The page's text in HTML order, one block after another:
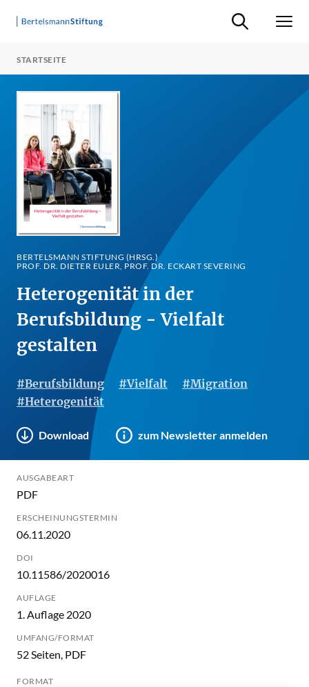
Suche ein-/
STARTSEITE
BERTELSMANN STIFTUNG (HRSG.)
PROF. DR. DIETER EULER, PROF. DR. ECKART SEVERING
Heterogenität in der
Berufsbildung - Vielfalt
gestalten
#Berufsbildung #Vielfalt
#Migration
#Heterogenität
Download zum Newsletter anmelden
AUSGABEART
PDF
ERSCHEINUNGSTERMIN
06.11.2020
DOI
10.11586/2020016
AUFLAGE
1. Auflage 2020
UMFANG/FORMAT
52 Seiten, PDF
FORMAT